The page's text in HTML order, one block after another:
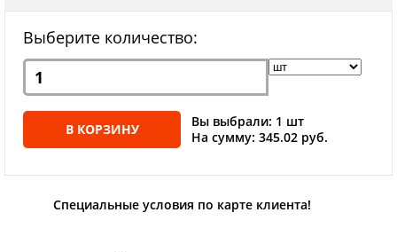
Выберите количество:
В КОРЗИНУ
Вы выбрали: 1 шт
На сумму: 345.02 руб.
Специальные условия по карте клиента!